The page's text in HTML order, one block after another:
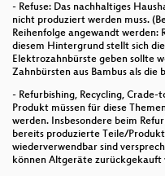
- Refuse: Das nachhaltiges
nicht produziert werden muss.
Reihenfolge angewandt werden:
diesem Hintergrund stellt sich
Elektrozahnbürste geben sollte
Zahnbürsten aus Bambus als die
- Refurbishing, Recycling,
Produkt müssen für diese
werden. Insbesondere beim
bereits produzierte Teile/
wiederverwendbar sind
können Altgeräte zurückgekauft